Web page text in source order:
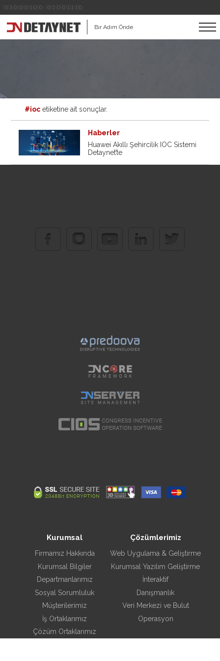
01000100 01001110
Bir Adım Önde
#ioc etiketine ait sonuçlar.
Haberler
Huawei Akıllı Şehircilik IOC Sistemi
Detaynet’te
Kurumsal
Firmamız Hakkında
Kurumsal Bilgiler
Departmanlarımız
Sosyal Sorumluluk
Müşterilerimiz
İş Ortaklarımız
Çözüm Ortaklarımız
Çözümlerimiz
Web Uygulama & Geliştirme
Kurumsal Yazılım Geliştirme
İnteraktif
Danışmanlık
Veri Merkezi ve Bulut
Operasyon